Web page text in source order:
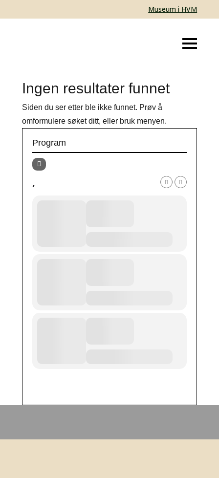
Museum i HVM
Ingen resultater funnet
Siden du ser etter ble ikke funnet. Prøv å
omformulere søket ditt, eller bruk menyen.
Program
,